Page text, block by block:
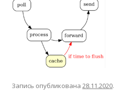
Запись опубликована 28.11.2020.